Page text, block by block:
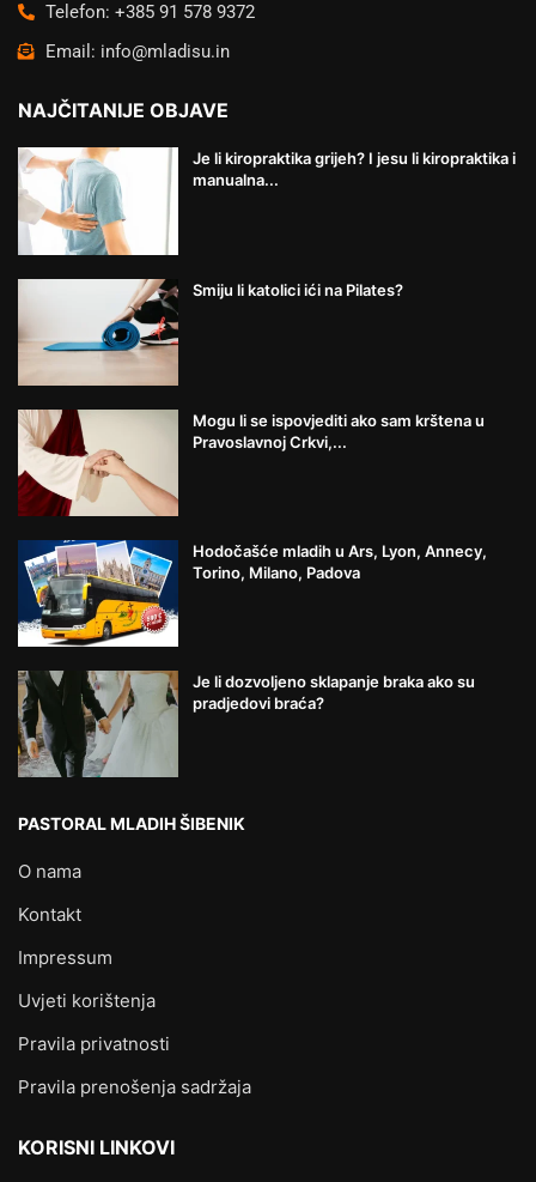
Telefon: +385 91 578 9372
Email: info@mladisu.in
NAJČITANIJE OBJAVE
Je li kiropraktika grijeh? I jesu li kiropraktika i
manualna...
Smiju li katolici ići na Pilates?
Mogu li se ispovjediti ako sam krštena u
Pravoslavnoj Crkvi,...
Hodočašće mladih u Ars, Lyon, Annecy,
Torino, Milano, Padova
Je li dozvoljeno sklapanje braka ako su
pradjedovi braća?
PASTORAL MLADIH ŠIBENIK
O nama
Kontakt
Impressum
Uvjeti korištenja
Pravila privatnosti
Pravila prenošenja sadržaja
KORISNI LINKOVI